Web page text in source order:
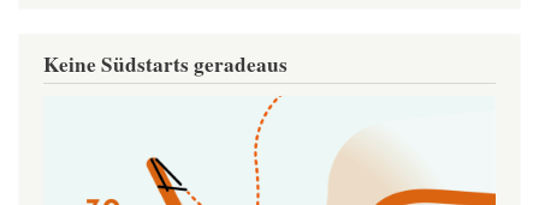
Keine Südstarts geradeaus